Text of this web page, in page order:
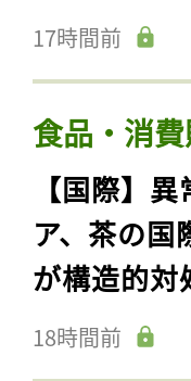
17時間前
食品・消
【国際】
ア、茶の国
が構造的対
18時間前